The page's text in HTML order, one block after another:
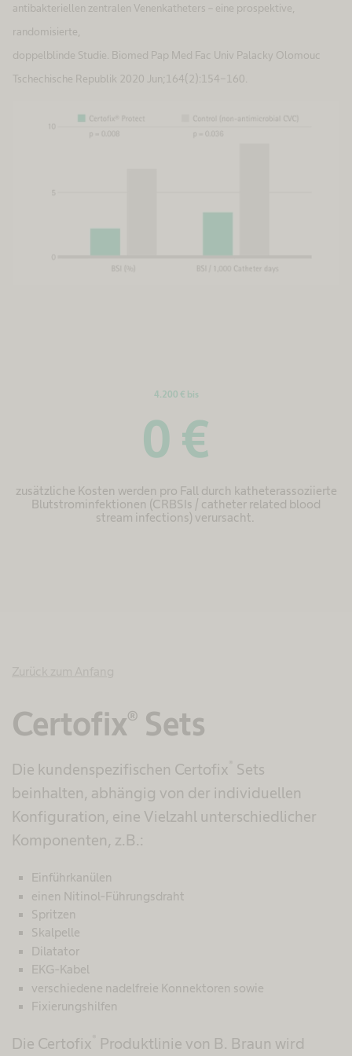
antibakteriellen zentralen Venenkatheters – eine prospektive,
randomisierte,
doppelblinde Studie. Biomed Pap Med Fac Univ Palacky Olomouc
Tschechische Republik 2020 Jun;164(2):154-160.
4.200 € bis
0 €
zusätzliche Kosten werden pro Fall durch katheterassoziierte
Blutstrominfektionen (CRBSIs / catheter related blood
stream infections) verursacht.
Certofix® Sets
Die kundenspezifischen Certofix Sets
beinhalten, abhängig von der individuellen
Konfiguration, eine Vielzahl unterschiedlicher
Komponenten, z.B.:
Einführkanülen
einen Nitinol-Führungsdraht
Spritzen
Skalpelle
Dilatator
EKG-Kabel
verschiedene nadelfreie Konnektoren sowie
Fixierungshilfen
Die Certofix
Produktlinie von B. Braun wird